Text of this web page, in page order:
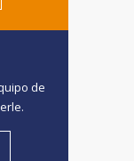
de